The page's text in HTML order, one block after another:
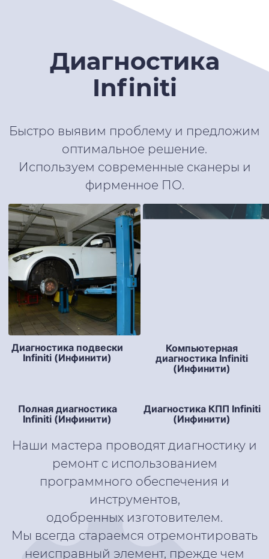
Диагностика
Infiniti
Быстро выявим проблему и предложим
оптимальное решение.
Используем современные сканеры и
фирменное ПО.
Диагностика подвески
Infiniti (Инфинити)
Компьютерная
диагностика Infiniti
(Инфинити)
Полная диагностика
Infiniti (Инфинити)
Диагностика КПП Infiniti
(Инфинити)